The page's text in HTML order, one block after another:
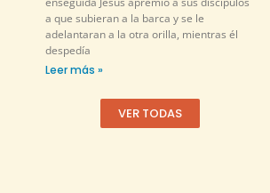
a que subieran a la barca y se le
adelantaran a la otra orilla, mientras él
despedía
Leer más »
VER TODAS